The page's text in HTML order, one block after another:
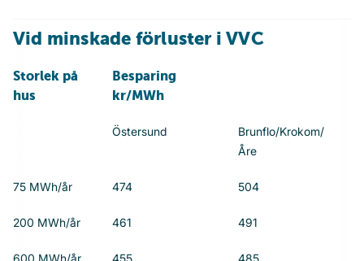
Vid minskade förluster i VVC
Storlek på
hus
Besparing
kr/MWh
Östersund
Brunflo/Krokom/
Åre
75 MWh/år 474 504
200 MWh/år 461 491
600 MWh/år 455 485